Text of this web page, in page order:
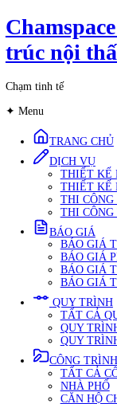
Chuyển
đến
nội
dung
trúc nội
Menu
TRANG
DỊCH VỤ
THIẾT
THIẾT
THI
THI
BÁO GIÁ
BÁO
BÁO
BÁO
BÁO
QUY
TẤT CẢ
QUY
QUY